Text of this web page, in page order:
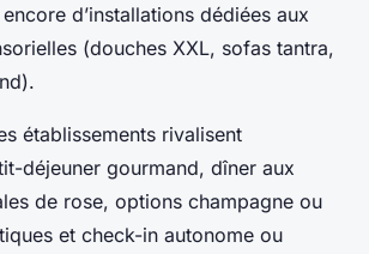
d’installations dédiées aux
(douches XXL, sofas tantra,
établissements rivalisent
déjeuner gourmand, dîner aux
de rose, options champagne ou
et check-in autonome ou